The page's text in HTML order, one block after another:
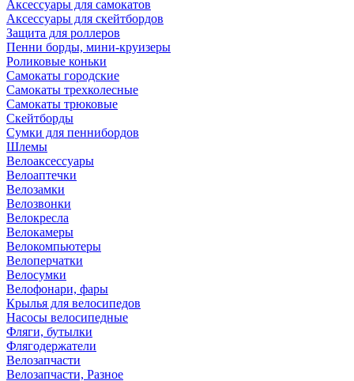
Аксессуары для самокатов
Аксессуары для скейтбордов
Защита для роллеров
Пенни борды, мини-круизеры
Роликовые коньки
Самокаты городские
Самокаты трехколесные
Самокаты трюковые
Скейтборды
Сумки для пеннибордов
Шлемы
Велоаксессуары
Велоаптечки
Велозамки
Велозвонки
Велокресла
Велокамеры
Велокомпьютеры
Велоперчатки
Велосумки
Велофонари, фары
Крылья для велосипедов
Насосы велосипедные
Фляги, бутылки
Флягодержатели
Велозапчасти
Велозапчасти, Разное